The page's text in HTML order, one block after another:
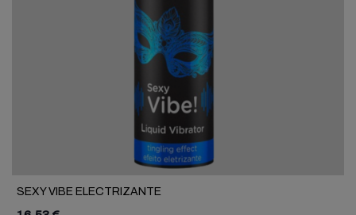
SEXY VIBE ELECTRIZANTE